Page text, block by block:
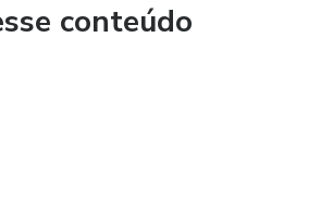
conteúdo